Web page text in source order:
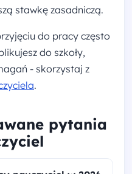
stawkę zasadniczą.
do pracy często
do szkoły,
- skorzystaj z
.
pytania